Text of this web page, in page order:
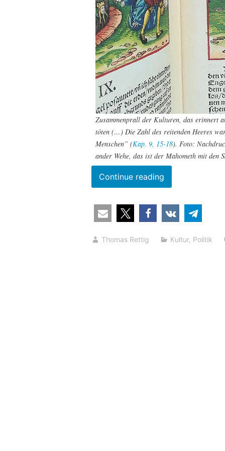
Zusammenprall der Kulturen, das erinnert
töten (…) Die Zahl des reitenden Heeres
Menschen” (Kap. 9, 15-18). Foto:
ander Wehe, das ist der Mahometh mit den
Continue reading
Clans
im
Westen:
Thomas Rettig Kultur, Politik